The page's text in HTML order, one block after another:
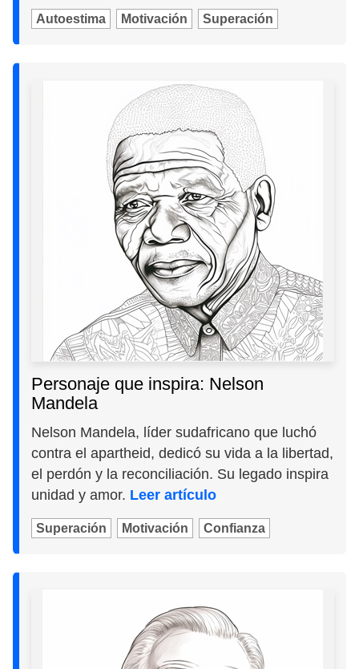
Autoestima Motivación Superación
Personaje que inspira: Nelson
Mandela
Nelson Mandela, líder sudafricano que luchó
contra el apartheid, dedicó su vida a la libertad,
el perdón y la reconciliación. Su legado inspira
unidad y amor. Leer artículo
Superación Motivación Confianza